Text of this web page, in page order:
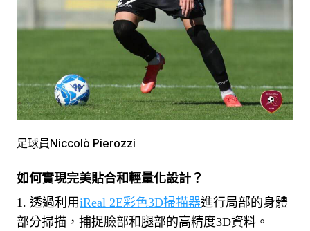
足球員Niccolò Pierozzi
如何實現完美貼合和輕量化設計？
1. 透過利用iReal 2E彩色3D掃描器進行局部的身體
部分掃描，捕捉臉部和腿部的高精度3D資料。